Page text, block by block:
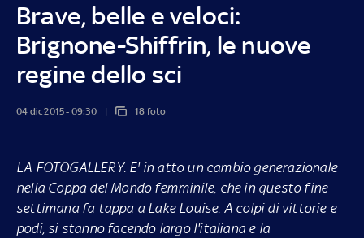
Brave, belle e veloci:
Brignone-Shiffrin, le nuove
regine dello sci
04 dic 2015 - 09:30 18 foto
LA FOTOGALLERY. E' in atto un cambio generazionale
nella Coppa del Mondo femminile, che in questo fine
settimana fa tappa a Lake Louise. A colpi di vittorie e
podi, si stanno facendo largo l'italiana e la